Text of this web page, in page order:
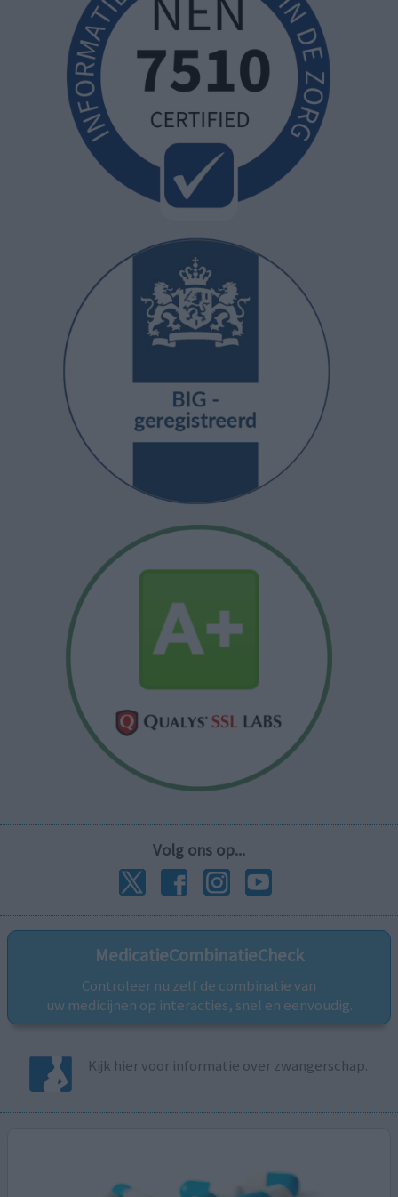
Volg ons op...
MedicatieCombinatieCheck
Controleer nu zelf de combinatie van
uw medicijnen op interacties, snel en eenvoudig.
Kijk hier voor informatie over zwangerschap.